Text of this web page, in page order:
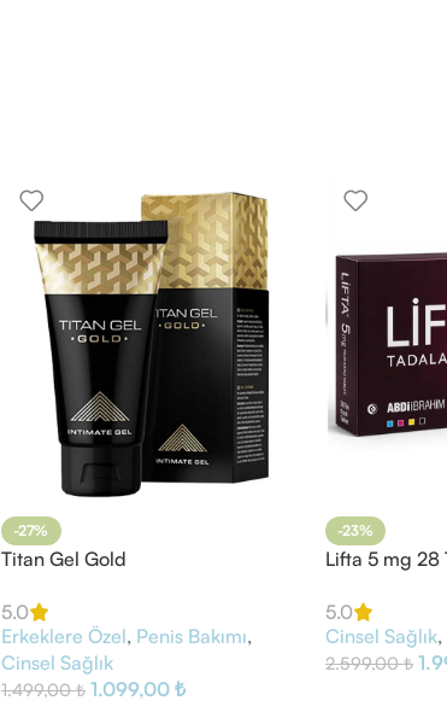
-27%
Titan Gel Gold
5.0
Erkeklere Özel, Penis Bakımı,
Cinsel Sağlık
1.499,00₺ 1.099,00 ₺
-23%
Lifta 5 mg 28
5.0
Cinsel Sağlık,
2.599,00₺